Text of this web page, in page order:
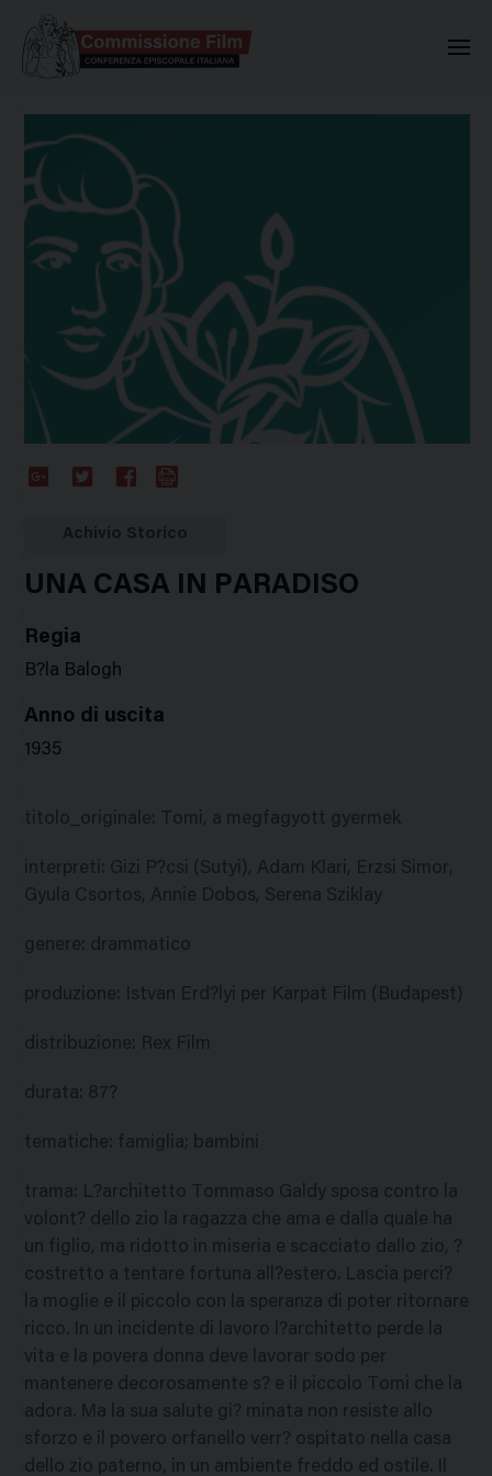
UNA CASA IN PARADISO
Regia
B?la Balogh
Anno di uscita
1935
titolo_originale: Tomi, a megfagyott gyermek
interpreti: Gizi P?csi (Sutyi), Adam Klari, Erzsi Simor,
Gyula Csortos, Annie Dobos, Serena Sziklay
genere: drammatico
produzione: Istvan Erd?lyi per Karpat Film (Budapest)
distribuzione: Rex Film
durata: 87?
tematiche: famiglia; bambini
trama: L?architetto Tommaso Galdy sposa contro la
volont? dello zio la ragazza che ama e dalla quale ha
un figlio, ma ridotto in miseria e scacciato dallo zio, ?
costretto a tentare fortuna all?estero. Lascia perci?
la moglie e il piccolo con la speranza di poter ritornare
ricco. In un incidente di lavoro l?architetto perde la
vita e la povera donna deve lavorar sodo per
mantenere decorosamente s? e il piccolo Tomi che la
adora. Ma la sua salute gi? minata non resiste allo
sforzo e il povero orfanello verr? ospitato nella casa
dello zio paterno, in un ambiente freddo ed ostile. Il